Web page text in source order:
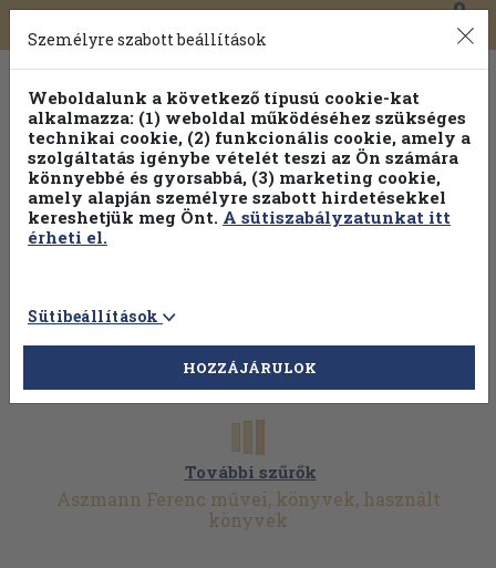
Toggle
navigation
0
További szűrők
Aszmann Ferenc művei, könyvek, használt
könyvek
Személyre szabott beállítások
Weboldalunk a következő típusú cookie-kat
alkalmazza: (1) weboldal működéséhez szükséges
technikai cookie, (2) funkcionális cookie, amely a
szolgáltatás igénybe vételét teszi az Ön számára
könnyebbé és gyorsabbá, (3) marketing cookie,
amely alapján személyre szabott hirdetésekkel
kereshetjük meg Önt. A sütiszabályzatunkat itt
érheti el.
Sütibeállítások
HOZZÁJÁRULOK